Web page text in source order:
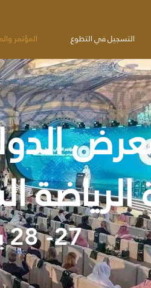
المؤتمر التسجيل في التطوع
27- 28